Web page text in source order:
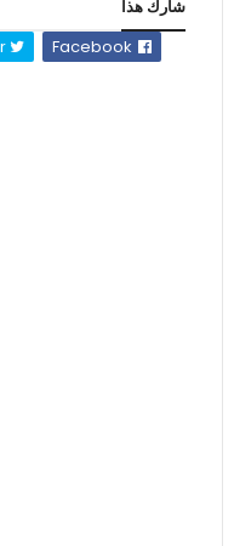
شارك هذا
Twitter